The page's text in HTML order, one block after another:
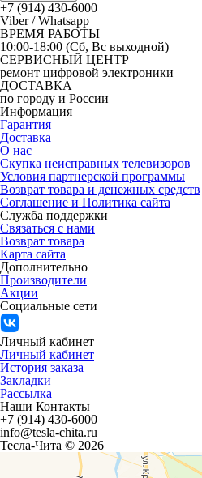
+7 (914) 430-6000
Viber / Whatsapp
ВРЕМЯ РАБОТЫ
10:00-18:00 (Сб, Вс выходной)
СЕРВИСНЫЙ ЦЕНТР
ремонт цифровой электроники
ДОСТАВКА
по городу и России
Информация
Гарантия
Доставка
О нас
Скупка неисправных телевизоров
Условия партнерской программы
Возврат товара и денежных средств
Соглашение и Политика сайта
Служба поддержки
Связаться с нами
Возврат товара
Карта сайта
Дополнительно
Производители
Акции
Социальные сети
Личный кабинет
Личный кабинет
История заказа
Закладки
Рассылка
Наши Контакты
+7 (914) 430-6000
info@tesla-chita.ru
Тесла-Чита © 2026